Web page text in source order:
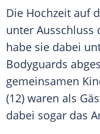
Die Hochzeit auf
unter Ausschluss
habe sie dabei
Bodyguards
gemeinsamen
(12) waren als
dabei sogar das